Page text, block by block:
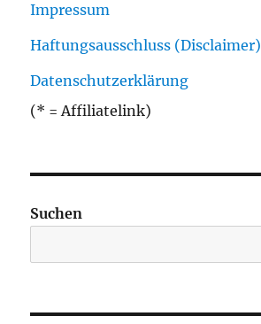
Impressum
Haftungsausschluss (Disclaimer)
Datenschutzerklärung
(* = Affiliatelink)
Suchen